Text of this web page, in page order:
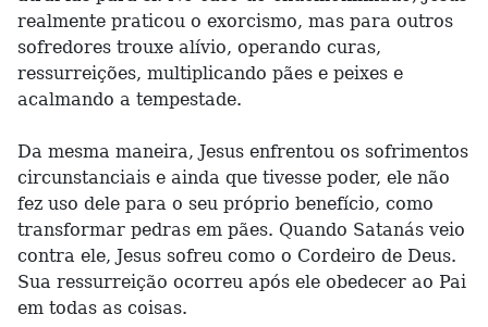
realmente praticou o exorcismo, mas para outros
sofredores trouxe alívio, operando curas,
ressurreições, multiplicando pães e peixes e
acalmando a tempestade.
Da mesma maneira, Jesus enfrentou os sofrimentos
circunstanciais e ainda que tivesse poder, ele não
fez uso dele para o seu próprio benefício, como
transformar pedras em pães. Quando Satanás veio
contra ele, Jesus sofreu como o Cordeiro de Deus.
Sua ressurreição ocorreu após ele obedecer ao Pai
em todas as coisas.